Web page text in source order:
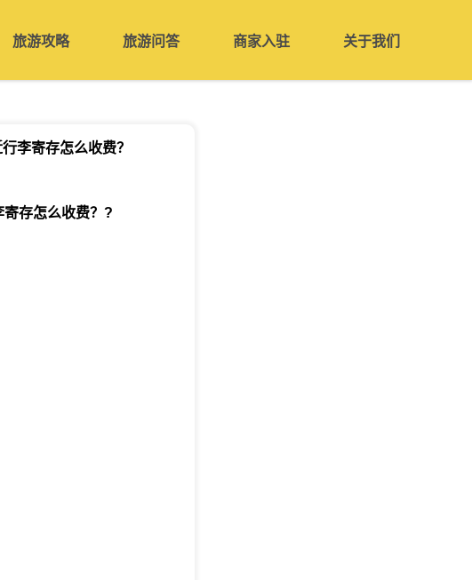
旅游攻略 旅游问答 商家入驻 关于我们
李寄存怎么收费？
存怎么收费？ ?